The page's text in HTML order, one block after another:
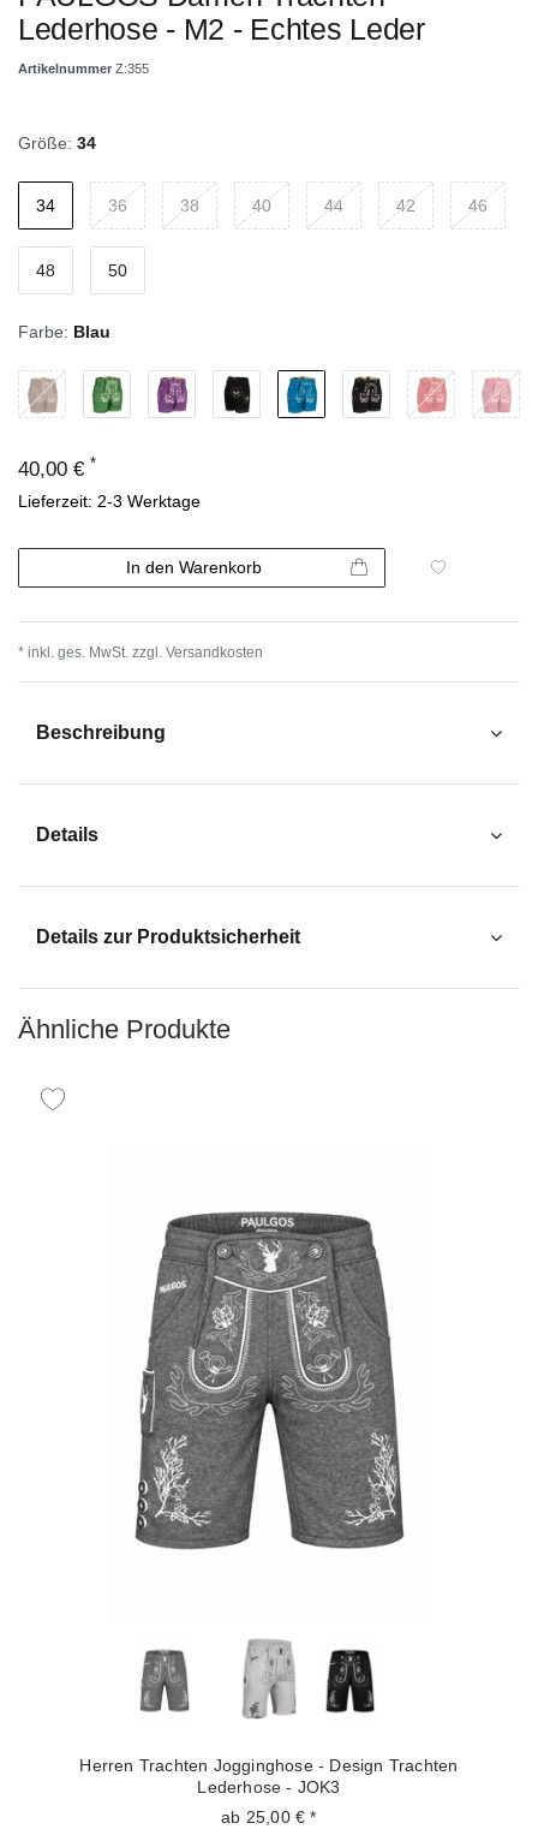
Lederhose - M2 - Echtes Leder
Artikelnummer Z:355
Größe: 34
34 36 38 40 44 42 46
48 50
Farbe: Blau
40,00 € *
Lieferzeit: 2-3 Werktage
In den Warenkorb
* inkl. ges. MwSt. zzgl. Versandkosten
Beschreibung
Details
Details zur Produktsicherheit
Ähnliche Produkte
Herren Trachten Jogginghose - Design Trachten
Lederhose - JOK3
ab 25,00 € *